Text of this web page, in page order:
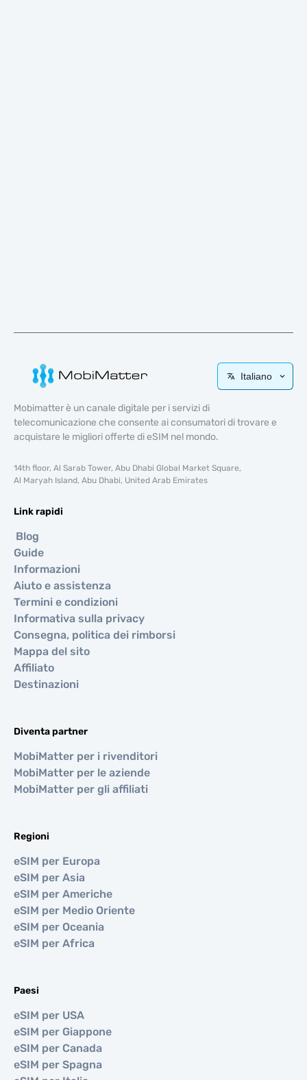
Italiano
Mobimatter è un canale digitale per i servizi di
telecomunicazione che consente ai consumatori di trovare e
acquistare le migliori offerte di eSIM nel mondo.
14th floor, Al Sarab Tower, Abu Dhabi Global Market Square,
Al Maryah Island, Abu Dhabi, United Arab Emirates
Link rapidi
Blog
Guide
Informazioni
Aiuto e assistenza
Termini e condizioni
Informativa sulla privacy
Consegna, politica dei rimborsi
Mappa del sito
Affiliato
Destinazioni
Diventa partner
MobiMatter per i rivenditori
MobiMatter per le aziende
MobiMatter per gli affiliati
Regioni
eSIM per Europa
eSIM per Asia
eSIM per Americhe
eSIM per Medio Oriente
eSIM per Oceania
eSIM per Africa
Paesi
eSIM per USA
eSIM per Giappone
eSIM per Canada
eSIM per Spagna